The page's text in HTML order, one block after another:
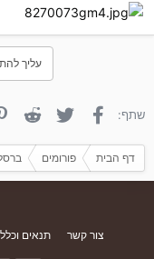
r
ה
עליך
שתף: פייסבוק טוויטר
דף הבית פורומים
צור קשר
תנאים